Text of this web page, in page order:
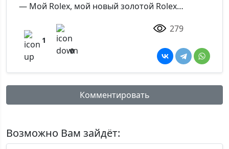
— Мой Rolex, мой новый золотой Rolex…
1
0
279
Комментировать
Возможно Вам зайдёт: